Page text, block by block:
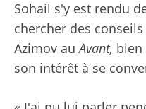
Sohail s'y est rendu
chercher des
Azimov au Avant,
son intérêt à se